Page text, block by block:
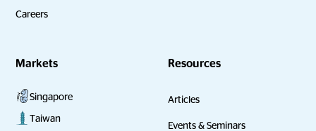
Careers
Markets
Singapore
Taiwan
Resources
Articles
Events & Seminars